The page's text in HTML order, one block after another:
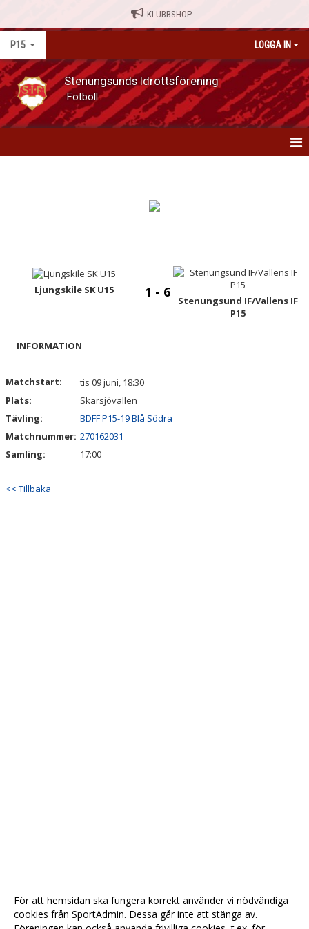
KLUBBSHOP
P15 LOGGA IN
Stenungsunds Idrottsförening
Fotboll
TRUPPEN
DOKUMENT
KONTAKT
Ljungskile SK U15 1 - 6
Stenungsund IF/Vallens IF
P15
INFORMATION
Matchstart:
tis 09 juni, 18:30
Plats:
Skarsjövallen
Tävling:
BDFF P15-19 Blå Södra
Matchnummer: 270162031
Samling:
17:00
<< Tillbaka
För att hemsidan ska fungera korrekt använder vi nödvändiga
cookies från SportAdmin. Dessa går inte att stänga av.